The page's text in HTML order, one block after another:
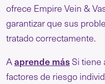
ofrece Empire Vein &
garantizar que sus
tratado correctamente.
Aaprende más Si tiene
factores de riesgo